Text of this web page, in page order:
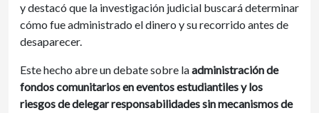
y destacó que la investigación judicial buscará determinar
cómo fue administrado el dinero y su recorrido antes de
desaparecer.
Este hecho abre un debate sobre laadministración de
fondos comunitarios en eventos estudiantiles y los
riesgos de delegar responsabilidades sin mecanismos de